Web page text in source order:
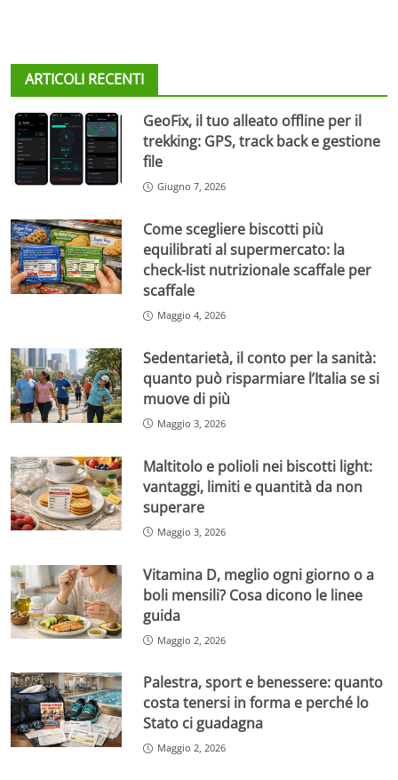
ARTICOLI RECENTI
GeoFix, il tuo alleato offline per il
trekking: GPS, track back e gestione
file
Giugno 7, 2026
Come scegliere biscotti più
equilibrati al supermercato: la
check-list nutrizionale scaffale per
scaffale
Maggio 4, 2026
Sedentarietà, il conto per la sanità:
quanto può risparmiare l’Italia se si
muove di più
Maggio 3, 2026
Maltitolo e polioli nei biscotti light:
vantaggi, limiti e quantità da non
superare
Maggio 3, 2026
Vitamina D, meglio ogni giorno o a
boli mensili? Cosa dicono le linee
guida
Maggio 2, 2026
Palestra, sport e benessere: quanto
costa tenersi in forma e perché lo
Stato ci guadagna
Maggio 2, 2026